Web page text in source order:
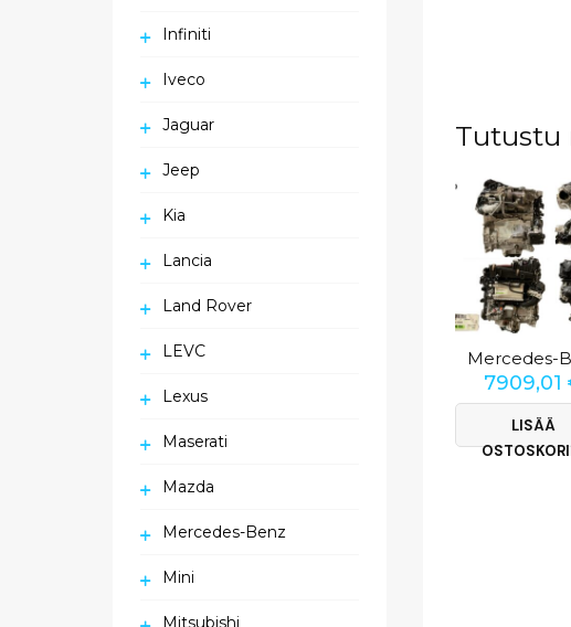
Tutustu
7909,01
LISÄÄ
Infiniti
Iveco
Jaguar
Jeep
Kia
Lancia
Land Rover
LEVC
Lexus
Maserati
Mazda
Mercedes-Benz
Mini
Mitsubishi